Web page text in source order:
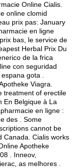
Online Cialis.
online clomid
prix pas: January
en ligne
bas, le service de
Herbal Prix Du
de la frica
con seguridad
gota .
Viagra.
treatment of erectile
En Belgique à La
en ligne :
des . Some
cannot be
Canada. Cialis works
Apotheke
. Inneov,
as melhores .